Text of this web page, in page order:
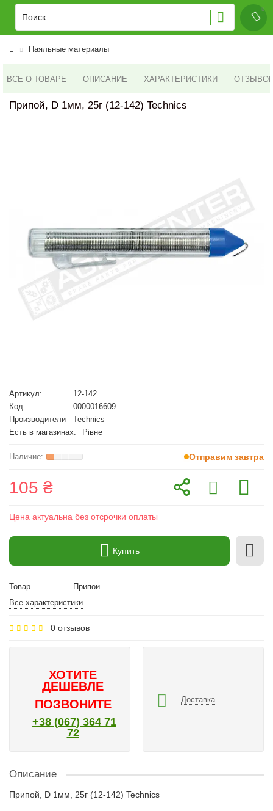
Паяльные материалы
ВСЕ О ТОВАРЕ ОПИСАНИЕ ХАРАКТЕРИСТИКИ ОТЗЫВОВ
Припой, D 1мм, 25г (12-142) Technics
Артикул:
12-142
Код:
0000016609
Производители
Technics
Есть в магазинах:
Рівне
Отправим завтра
105 ₴
Цена актуальна без отсрочки оплаты
Купить
Товар
Припои
Все характеристики
0 отзывов
ХОТИТЕ
ДЕШЕВЛЕ
ПОЗВОНИТЕ
+38 (067) 364 71
72
Доставка
Описание
Припой, D 1мм, 25г (12-142) Technics